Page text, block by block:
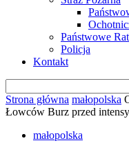
Państwowe
Policja
Kontakt
Strona główna małopolska
Łowców Burz przed
małopolska